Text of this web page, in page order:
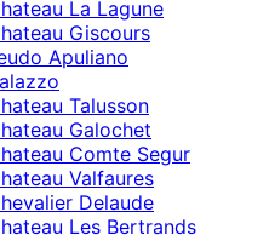
La Lagune
Giscours
Apuliano
Talusson
Galochet
Comte Segur
Valfaures
Delaude
Les Bertrands